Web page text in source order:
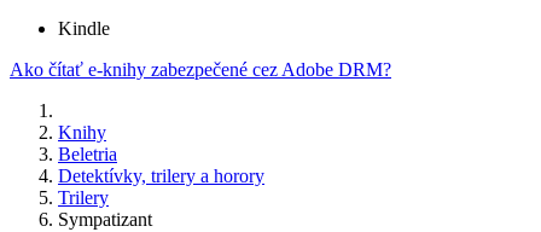
Kindle
Ako čítať e-knihy zabezpečené cez Adobe DRM?
Knihy
Beletria
Detektívky, trilery a horory
Trilery
Sympatizant